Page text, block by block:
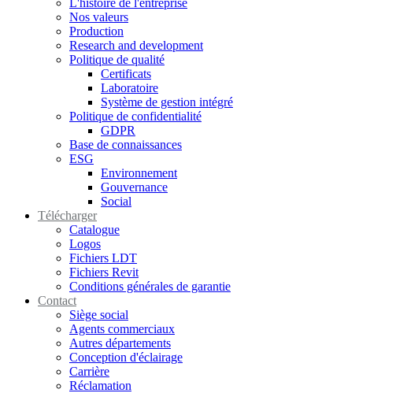
L'histoire de l'entreprise
Nos valeurs
Production
Research and development
Politique de qualité
Certificats
Laboratoire
Système de gestion intégré
Politique de confidentialité
GDPR
Base de connaissances
ESG
Environnement
Gouvernance
Social
Télécharger
Catalogue
Logos
Fichiers LDT
Fichiers Revit
Conditions générales de garantie
Contact
Siège social
Agents commerciaux
Autres départements
Conception d'éclairage
Carrière
Réclamation